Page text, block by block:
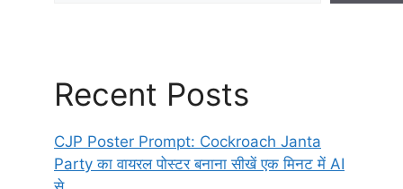
Recent Posts
CJP Poster Prompt: Cockroach Janta
Party का वायरल पोस्टर बनाना सीखें एक मिनट में AI